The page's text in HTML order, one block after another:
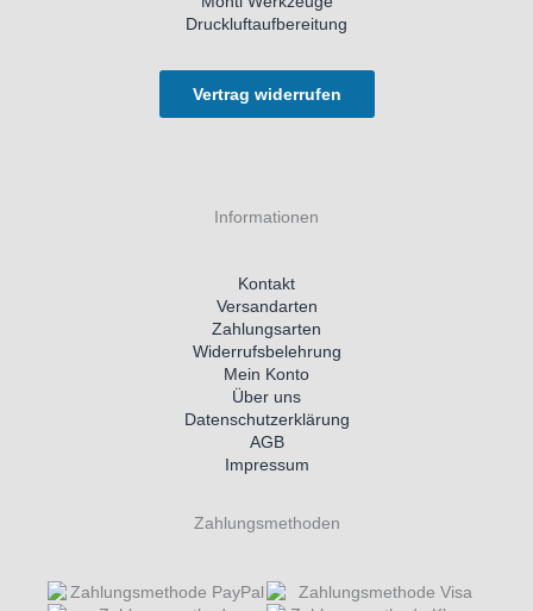
Druckluftaufbereitung
Vertrag widerrufen
Informationen
Kontakt
Versandarten
Zahlungsarten
Widerrufsbelehrung
Mein Konto
Über uns
Datenschutzerklärung
AGB
Impressum
Zahlungsmethoden